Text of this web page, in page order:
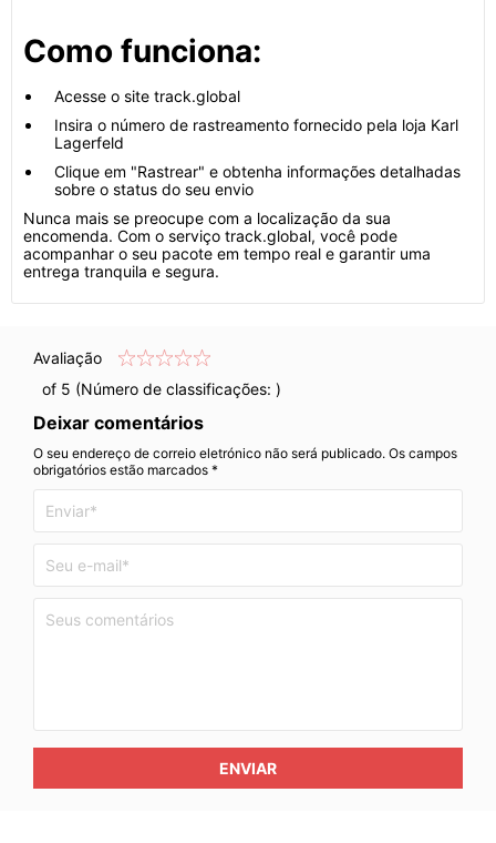
Como funciona:
Acesse o site track.global
Insira o número de rastreamento fornecido pela loja Karl
Lagerfeld
Clique em "Rastrear" e obtenha informações detalhadas
sobre o status do seu envio
Nunca mais se preocupe com a localização da sua
encomenda. Com o serviço track.global, você pode
acompanhar o seu pacote em tempo real e garantir uma
entrega tranquila e segura.
Avaliação
of 5 (Número de classificações: )
Deixar comentários
O seu endereço de correio eletrónico não será publicado. Os campos
obrigatórios estão marcados *
ENVIAR